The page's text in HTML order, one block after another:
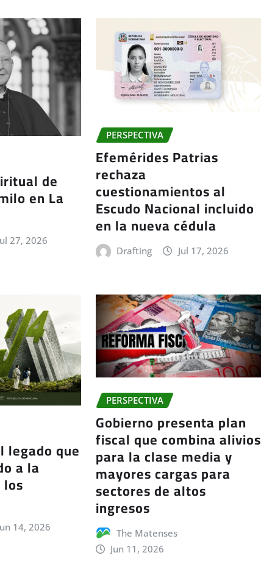
de
en La
27, 2026
PERSPECTIVA
Efemérides Patrias
rechaza
cuestionamientos al
Escudo Nacional incluido
en la nueva cédula
Drafting Jul 17, 2026
legado que
a la
14, 2026
PERSPECTIVA
Gobierno presenta plan
fiscal que combina alivios
para la clase media y
mayores cargas para
sectores de altos
ingresos
The Matenses
Jun 11, 2026